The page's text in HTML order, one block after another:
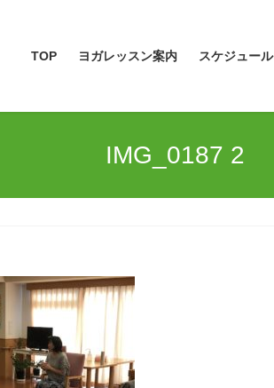
TOP ヨガレッスン案内 スケジュール
IMG_0187 2